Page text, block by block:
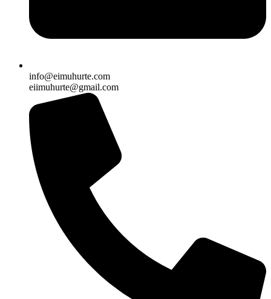
info@eimuhurte.com
eiimuhurte@gmail.com